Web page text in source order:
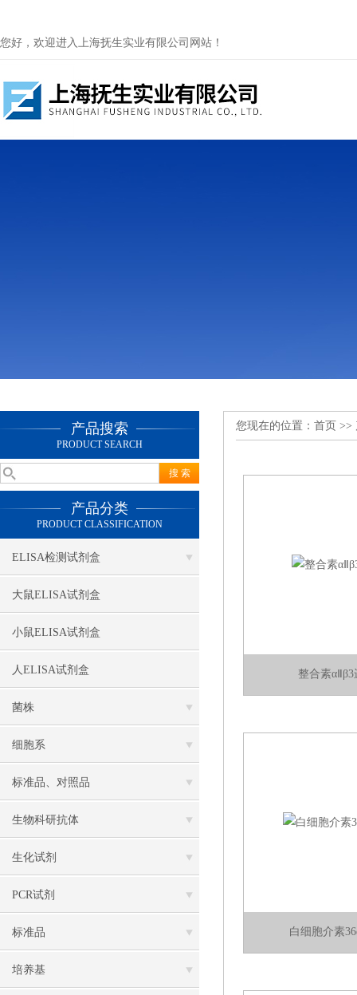
您好，欢迎进入上海抚生实业有限公司网站！
产品搜索
PRODUCT SEARCH
产品分类
PRODUCT CLASSIFICATION
ELISA检测试剂盒
大鼠ELISA试剂盒
小鼠ELISA试剂盒
人ELISA试剂盒
菌株
细胞系
标准品、对照品
生物科研抗体
生化试剂
PCR试剂
标准品
培养基
您现在的位置： 首页 >>
整合素
白细胞介素